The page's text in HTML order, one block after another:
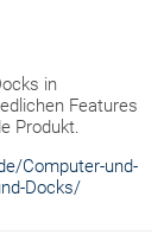
in
Features
Produkt.
Computer-und-
Docks/